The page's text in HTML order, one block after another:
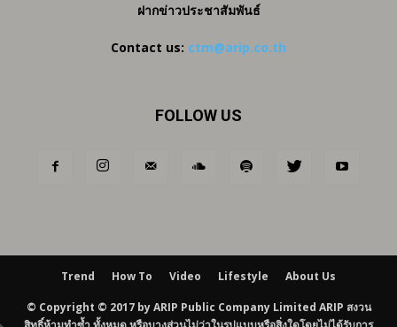
ฝากข่าวประชาสัมพันธ์
Contact us: ctm@arip.co.th
FOLLOW US
Trend How To Video Lifestyle About Us
© Copyright © 2017 by ARIP Public Company Limited ARIP สงวน